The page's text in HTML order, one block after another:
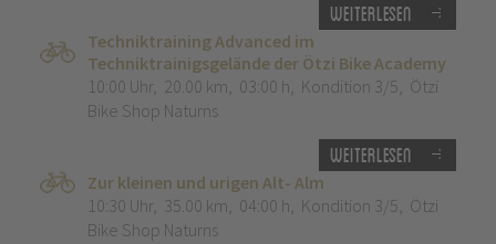
Weiterlesen
Techniktraining Advanced im
Techniktrainigsgelände der Ötzi Bike Academy
10:00 Uhr, 20.00 km, 03:00 h, Kondition 3/5, Ötzi
Bike Shop Naturns
Weiterlesen
Zur kleinen und urigen Alt- Alm
10:30 Uhr, 35.00 km, 04:00 h, Kondition 3/5, Ötzi
Bike Shop Naturns